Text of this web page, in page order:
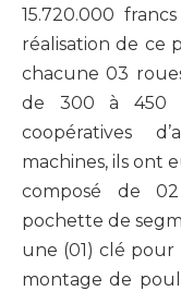
15.720.000
réalisation de ce
chacune 03
de 300 à 450
coopératives
machines, ils ont
composé de
pochette de
une (01) clé
montage de